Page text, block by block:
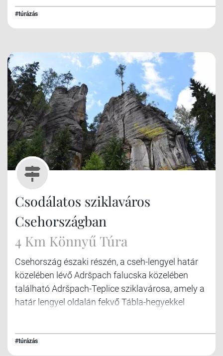
#túrázás
Csodálatos sziklaváros
Csehországban
4 Km Könnyű Túra
Csehország északi részén, a cseh-lengyel határ
közelében lévő Adršpach falucska közelében
található Adršpach-Teplice sziklavárosa, amely a
határ lengyel oldalán fekvő Tábla-hegyekkel
#túrázás